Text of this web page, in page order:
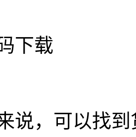
下载
说，可以找